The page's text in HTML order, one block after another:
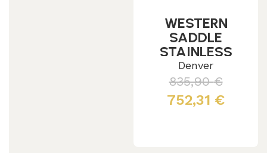
WESTERN
SADDLE
STAINLESS
STEEL FITTING
GRAIN
LEATHER
SNAKE STAMP
Denver
835,90€
752,31 €